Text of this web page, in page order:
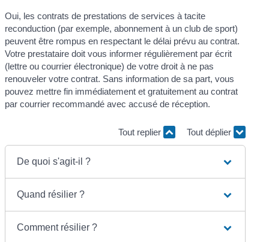
Oui, les contrats de prestations de services à tacite
reconduction (par exemple, abonnement à un club de sport)
peuvent être rompus en respectant le délai prévu au contrat.
Votre prestataire doit vous informer régulièrement par écrit
(lettre ou courrier électronique) de votre droit à ne pas
renouveler votre contrat. Sans information de sa part, vous
pouvez mettre fin immédiatement et gratuitement au contrat
par courrier recommandé avec accusé de réception.
Tout replier Tout déplier
De quoi s'agit-il ?
Quand résilier ?
Comment résilier ?